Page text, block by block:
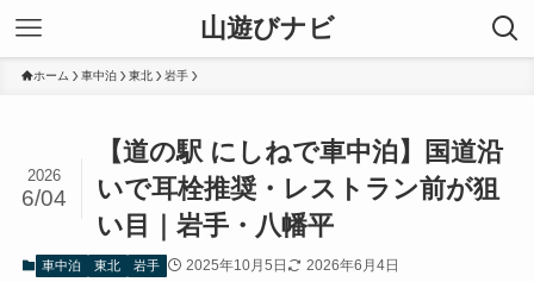
山遊びナビ
ホーム 車中泊 東北 岩手
【道の駅 にしねで車中泊】国道沿
いで耳栓推奨・レストラン前が狙
い目｜岩手・八幡平
2026
6/04
車中泊 東北 岩手 2025年10月5日 2026年6月4日